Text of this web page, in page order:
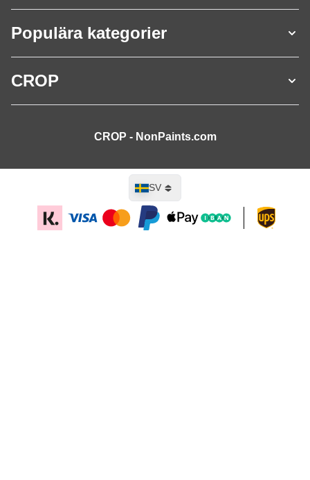
Populära kategorier
CROP
CROP - NonPaints.com
Språk
SV